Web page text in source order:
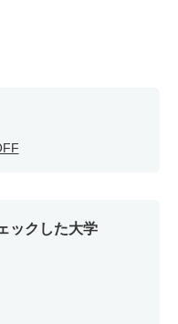
ックした大学